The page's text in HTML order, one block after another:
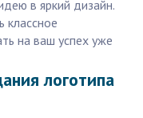
в яркий дизайн.
классное
на ваш успех уже
логотипа